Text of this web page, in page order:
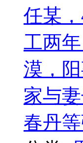
任某
工两
漠，
家与
春丹